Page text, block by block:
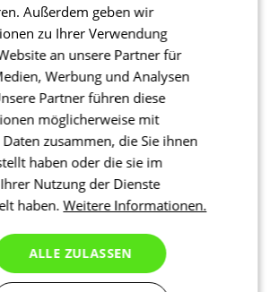
12 | MICROFIBER
Sportjacke aus Mikrofaser mit
Wetter.
Außerdem geben wir
zu Ihrer Verwendung
an unsere Partner für
Werbung und Analysen
Partner führen diese
möglicherweise mit
zusammen, die Sie ihnen
haben oder die sie im
Nutzung der Dienste
haben.Weitere Informationen.
ALLE ZULASSEN